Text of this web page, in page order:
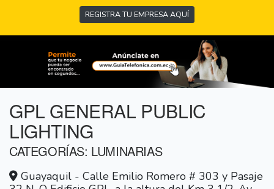
REGISTRA TU EMPRESA AQUÍ
GPL GENERAL PUBLIC
LIGHTING
CATEGORÍAS: LUMINARIAS
Guayaquil - Calle Emilio Romero # 303 y Pasaje